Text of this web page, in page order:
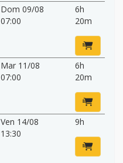
Dom 09/08
07:00
6h
20m
Mar 11/08
07:00
6h
20m
Ven 14/08
13:30
9h